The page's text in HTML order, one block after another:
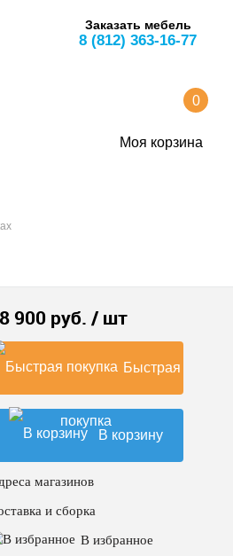
Заказать мебель
8 (812) 363-16-77
Моя корзина
0
900 руб. / шт
Быстрая
покупка
В корзину
магазинов
и сборка
В избранное